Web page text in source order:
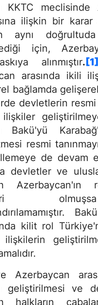
KKTC meclisinde
ilişkin bir karar
aynı
için,
alınmıştır. [1]
arasında ikili
bağlamda
devletlerin resmi
ilişkiler
Bakü'yü
resmi
de devam
devletler ve
Azerbaycan'ın
kilit rol
ilişkilerin
Azerbaycan
geliştirilmesi ve
halkların